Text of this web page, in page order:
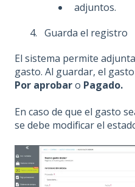
adjuntos.
Guarda el registro
El sistema permite
gasto. Al guardar, el
Por aprobaro Pagado.
En caso de que el gasto
se debe modificar el